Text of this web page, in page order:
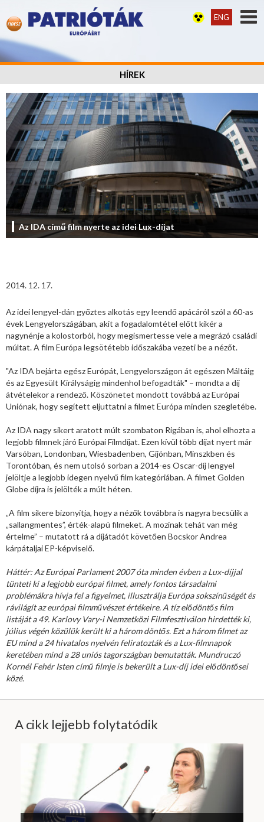
ENG
HÍREK
Az IDA című film nyerte az idei Lux-díjat
2014. 12. 17.
Az idei lengyel-dán győztes alkotás egy leendő apácáról szól a 60-as
évek Lengyelországában, akit a fogadalomtétel előtt kikér a
nagynénje a kolostorból, hogy megismertesse vele a megrázó családi
múltat. A film Európa legsötétebb időszakába vezeti be a nézőt.
"Az IDA bejárta egész Európát, Lengyelországon át egészen Máltáig
és az Egyesült Királyságig mindenhol befogadták" – mondta a díj
átvételekor a rendező. Köszönetet mondott továbbá az Európai
Uniónak, hogy segített eljuttatni a filmet Európa minden szegletébe.
Az IDA nagy sikert aratott múlt szombaton Rigában is, ahol elhozta a
legjobb filmnek járó Európai Filmdíjat. Ezen kívül több díjat nyert már
Varsóban, Londonban, Wiesbadenben, Gijónban, Minszkben és
Torontóban, és nem utolsó sorban a 2014-es Oscar-díj lengyel
jelöltje a legjobb idegen nyelvű film kategóriában. A filmet Golden
Globe díjra is jelölték a múlt héten.
„A film sikere bizonyítja, hogy a nézők továbbra is nagyra becsülik a
„sallangmentes”, érték-alapú filmeket. A mozinak tehát van még
értelme” – mutatott rá a díjátadót követően Bocskor Andrea
kárpátaljai EP-képviselő.
Háttér: Az Európai Parlament 2007 óta minden évben a Lux-díjjal
tünteti ki a legjobb európai filmet, amely fontos társadalmi
problémákra hívja fel a figyelmet, illusztrálja Európa sokszínűségét és
rávilágít az európai filmművészet értékeire. A tíz elődöntős film
listáját a 49. Karlovy Vary-i Nemzetközi Filmfesztiválon hirdették ki,
július végén közülük került ki a három döntős. Ezt a három filmet az
EU mind a 24 hivatalos nyelvén feliratozták és a Lux-filmnapok
keretében mind a 28 uniós tagországban bemutatták. Mundruczó
Kornél Fehér Isten című filmje is bekerült a Lux-díj idei elődöntősei
közé.
A cikk lejjebb folytatódik